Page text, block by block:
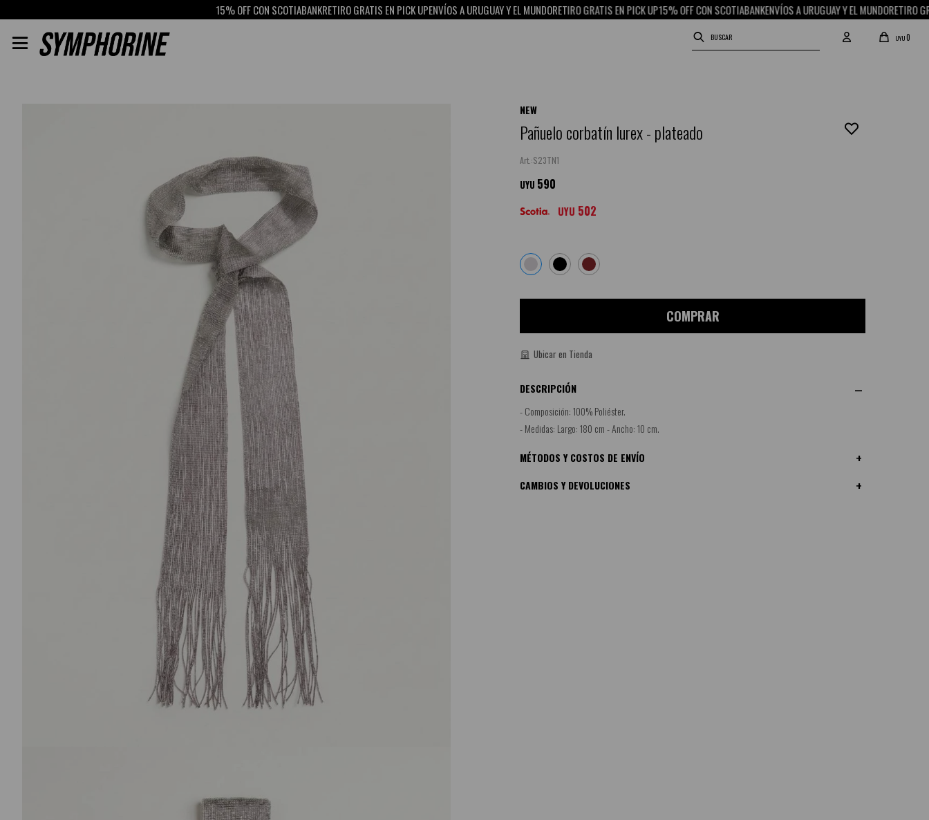
15% OFF CON SCOTIABANKRETIRO GRATIS EN PICK UPENVÍOS A URUGUAY Y EL MUNDORETIRO GRATIS EN PICK UP15% OFF CON SCOTIABANKENVÍOS A URUGUAY Y EL MUNDORETIRO GRATIS
UYU0

NEW
Pañuelo corbatín lurex - plateado
S23TN1
UYU 590
UYU 502
COMPRAR
Ubicar en Tienda
DESCRIPCIÓN
- Composición: 100% Poliéster.
- Medidas: Largo: 180 cm - Ancho: 10 cm.
MÉTODOS Y COSTOS DE ENVÍO
CAMBIOS Y DEVOLUCIONES